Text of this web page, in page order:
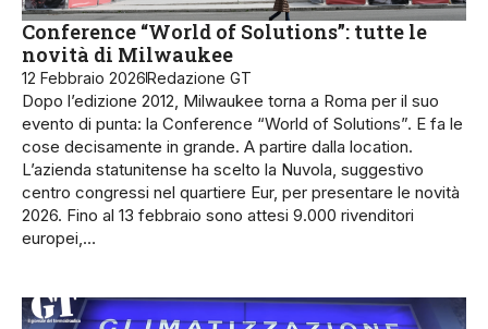
Conference “World of Solutions”: tutte le
novità di Milwaukee
12 Febbraio 2026Redazione GT
Dopo l’edizione 2012, Milwaukee torna a Roma per il suo
evento di punta: la Conference “World of Solutions”. E fa le
cose decisamente in grande. A partire dalla location.
L’azienda statunitense ha scelto la Nuvola, suggestivo
centro congressi nel quartiere Eur, per presentare le novità
2026. Fino al 13 febbraio sono attesi 9.000 rivenditori
europei,…